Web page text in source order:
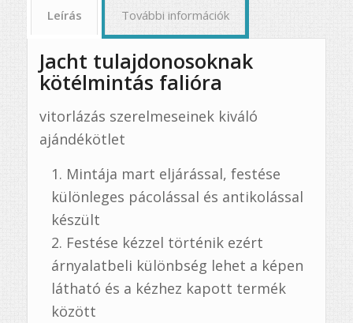
Leírás További információk
Jacht tulajdonosoknak
kötélmintás falióra
vitorlázás szerelmeseinek kiváló
ajándékötlet
Mintája mart eljárással, festése
különleges pácolással és antikolással
készült
Festése kézzel történik ezért
árnyalatbeli különbség lehet a képen
látható és a kézhez kapott termék
között